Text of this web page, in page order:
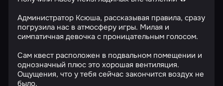
Администратор Ксюша, рассказывая правила, сразу
погрузила нас в атмосферу игры. Милая и
симпатичная девочка с проницательным голосом.
Сам квест расположен в подвальном помещении и
однозначный плюс это хорошая вентиляция.
Ощущения, что у тебя сейчас закончится воздух не
было.